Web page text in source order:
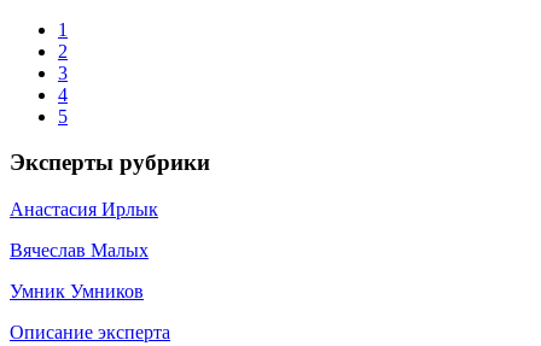
1
2
3
4
5
Эксперты рубрики
Анастасия Ирлык
Вячеслав Малых
Умник Умников
Описание эксперта